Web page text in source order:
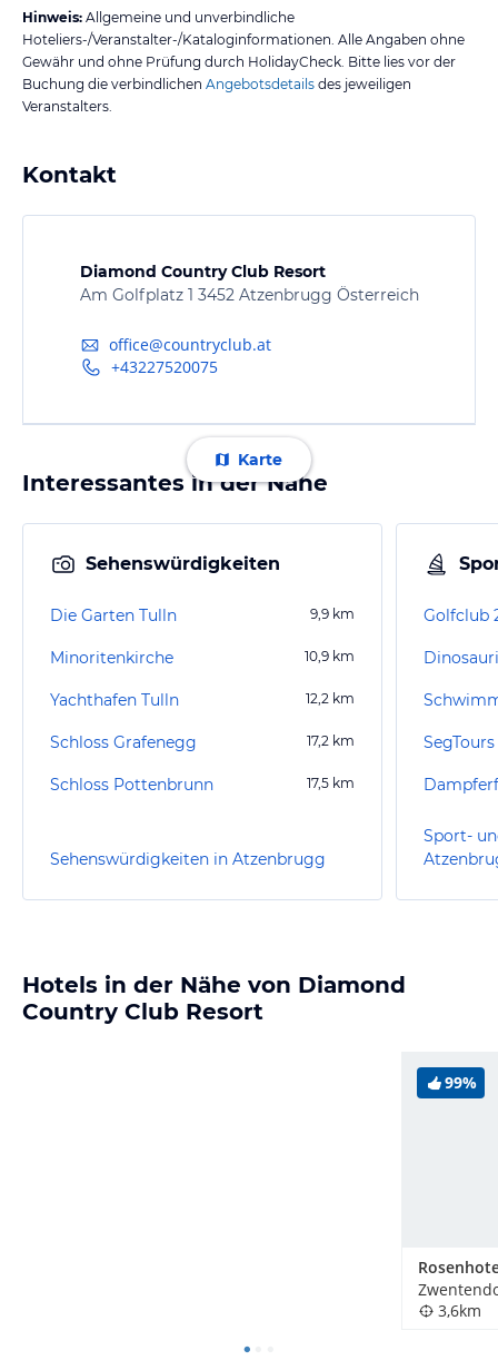
Hinweis: Allgemeine und unverbindliche
Hoteliers-/Veranstalter-/Kataloginformationen. Alle Angaben ohne
Gewähr und ohne Prüfung durch HolidayCheck. Bitte lies vor der
Buchung die verbindlichen Angebotsdetails des jeweiligen
Veranstalters.
Kontakt
Diamond Country Club Resort
Am Golfplatz 1 3452 Atzenbrugg Österreich
office@countryclub.at
+43227520075
Karte
Interessantes in der Nähe
Sehenswürdigkeiten
Die Garten Tulln 9,9 km
Minoritenkirche 10,9 km
Yachthafen Tulln 12,2 km
Schloss Grafenegg 17,2 km
Schloss Pottenbrunn 17,5 km
Sehenswürdigkeiten in Atzenbrugg
Sport-
Hotels in der Nähe von Diamond
Country Club Resort
99%
3,6km